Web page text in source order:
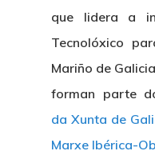
que lidera a
Tecnolóxico
Mariño de
forman parte
da Xunta de
Marxe Ibérica-